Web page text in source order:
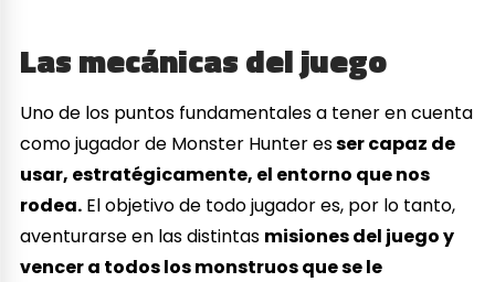
Las mecánicas del juego
Uno de los puntos fundamentales a tener en cuenta
como jugador de Monster Hunter esser capaz de
usar, estratégicamente, el entorno que nos
rodea. El objetivo de todo jugador es, por lo tanto,
aventurarse en las distintas misiones del juego y
vencer a todos los monstruos que se le